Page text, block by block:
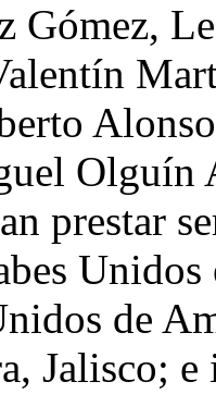
Gómez,
Olguín
prestar
de
Jalisco;